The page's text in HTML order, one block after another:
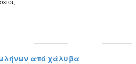
έτος
από χάλυβα